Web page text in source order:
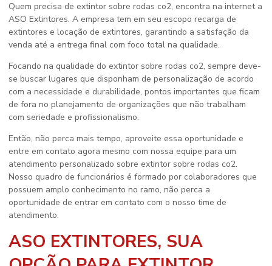
Quem precisa de extintor sobre rodas co2, encontra na internet a
ASO Extintores. A empresa tem em seu escopo recarga de
extintores e locação de extintores, garantindo a satisfação da
venda até a entrega final com foco total na qualidade.
Focando na qualidade do extintor sobre rodas co2, sempre deve-
se buscar lugares que disponham de personalização de acordo
com a necessidade e durabilidade, pontos importantes que ficam
de fora no planejamento de organizações que não trabalham
com seriedade e profissionalismo.
Então, não perca mais tempo, aproveite essa oportunidade e
entre em contato agora mesmo com nossa equipe para um
atendimento personalizado sobre extintor sobre rodas co2.
Nosso quadro de funcionários é formado por colaboradores que
possuem amplo conhecimento no ramo, não perca a
oportunidade de entrar em contato com o nosso time de
atendimento.
ASO EXTINTORES, SUA